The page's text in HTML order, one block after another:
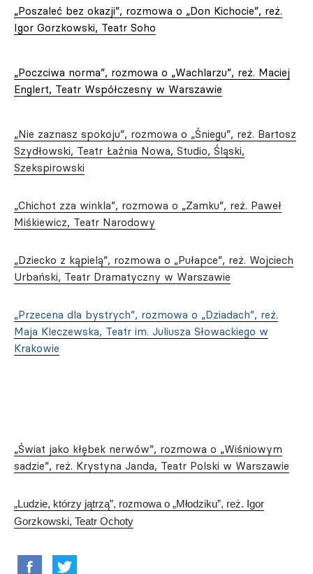
„Poszaleć bez okazji”, rozmowa o „Don Kichocie”, reż.
Igor Gorzkowski, Teatr Soho
„Poczciwa norma”, rozmowa o „Wachlarzu”, reż. Maciej
Englert, Teatr Współczesny w Warszawie
„Nie zaznasz spokoju”, rozmowa o „Śniegu”, reż. Bartosz
Szydłowski, Teatr Łaźnia Nowa, Studio, Śląski,
Szekspirowski
„Chichot zza winkla”, rozmowa o „Zamku”, reż. Paweł
Miśkiewicz, Teatr Narodowy
„Dziecko z kąpielą”, rozmowa o „Pułapce”, reż. Wojciech
Urbański, Teatr Dramatyczny w Warszawie
„Przecena dla bystrych”, rozmowa o „Dziadach”, reż.
Maja Kleczewska, Teatr im. Juliusza Słowackiego w
Krakowie
„Świat jako kłębek nerwów”, rozmowa o „Wiśniowym
sadzie”, reż. Krystyna Janda, Teatr Polski w Warszawie
„Ludzie, którzy jątrzą”, rozmowa o „Młodziku”, reż. Igor
Gorzkowski, Teatr Ochoty